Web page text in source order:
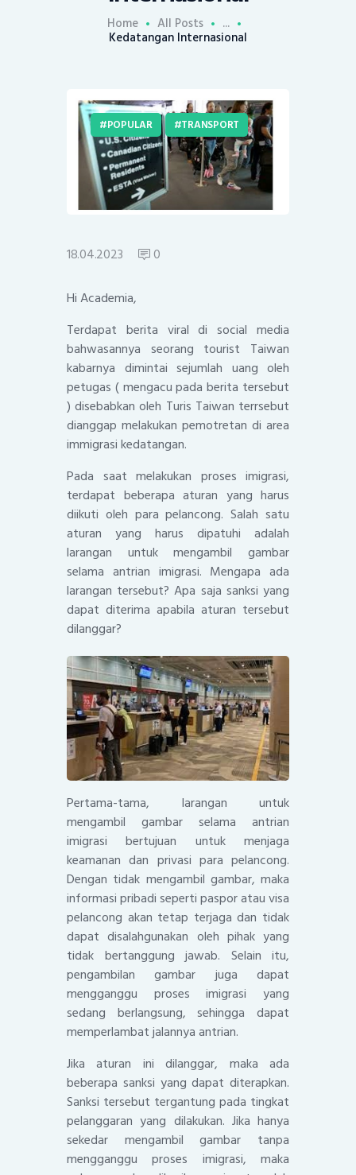
Home All Posts ...
Kedatangan Internasional
POPULAR TRANSPORT
18.04.2023 0
Hi Academia,
Terdapat berita viral di social media
bahwasannya seorang tourist Taiwan
kabarnya dimintai sejumlah uang oleh
petugas ( mengacu pada berita tersebut
) disebabkan oleh Turis Taiwan terrsebut
dianggap melakukan pemotretan di area
immigrasi kedatangan.
Pada saat melakukan proses imigrasi,
terdapat beberapa aturan yang harus
diikuti oleh para pelancong. Salah satu
aturan yang harus dipatuhi adalah
larangan untuk mengambil gambar
selama antrian imigrasi. Mengapa ada
larangan tersebut? Apa saja sanksi yang
dapat diterima apabila aturan tersebut
dilanggar?
Pertama-tama, larangan untuk
mengambil gambar selama antrian
imigrasi bertujuan untuk menjaga
keamanan dan privasi para pelancong.
Dengan tidak mengambil gambar, maka
informasi pribadi seperti paspor atau visa
pelancong akan tetap terjaga dan tidak
dapat disalahgunakan oleh pihak yang
tidak bertanggung jawab. Selain itu,
pengambilan gambar juga dapat
mengganggu proses imigrasi yang
sedang berlangsung, sehingga dapat
memperlambat jalannya antrian.
Jika aturan ini dilanggar, maka ada
beberapa sanksi yang dapat diterapkan.
Sanksi tersebut tergantung pada tingkat
pelanggaran yang dilakukan. Jika hanya
sekedar mengambil gambar tanpa
mengganggu proses imigrasi, maka